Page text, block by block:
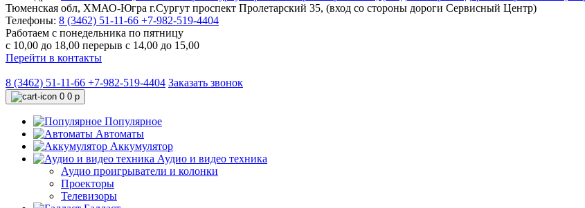
Тюменская обл, ХМАО-Югра г.Сургут проспект Пролетарский 35, (вход со стороны дороги Сервисный Центр)
Телефоны: 8 (3462) 51-11-66 +7-982-519-4404
Работаем с понедельника по пятницу
с 10,00 до 18,00 перерыв с 14,00 до 15,00
Перейти в контакты
8 (3462) 51-11-66 +7-982-519-4404 Заказать звонок
0 0 р
Популярное
Автоматы
Аккумулятор
Аудио и видео техника
Аудио проигрыватели и колонки
Проекторы
Телевизоры